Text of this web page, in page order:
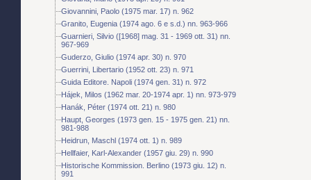
Giovannini, Paolo (1975 mar. 17) n. 962
Granito, Eugenia (1974 ago. 6 e s.d.) nn. 963-966
Guarnieri, Silvio ([1968] mag. 31 - 1969 ott. 31) nn.
967-969
Guderzo, Giulio (1974 apr. 30) n. 970
Guerrini, Libertario (1952 ott. 23) n. 971
Guida Editore. Napoli (1974 gen. 31) n. 972
Hájek, Milos (1962 mar. 20-1974 apr. 1) nn. 973-979
Hanák, Péter (1974 ott. 21) n. 980
Haupt, Georges (1973 gen. 15 - 1975 gen. 21) nn.
981-988
Heidrun, Maschl (1974 ott. 1) n. 989
Hellfaier, Karl-Alexander (1957 giu. 29) n. 990
Historische Kommission. Berlino (1973 giu. 12) n.
991